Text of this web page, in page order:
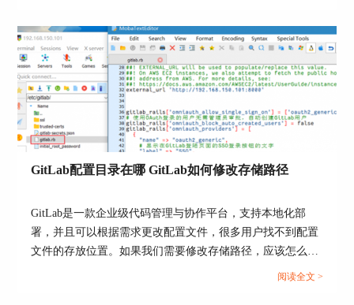
在Gitlab项目根目录手动创建【.gitlab-ci.yml】文
件，或者在【构建-流水线编辑器】中创建配置文
件。该文件用于定义流水线的阶段（stages）、任
务（jobs）、执行环境、触发条件等。例如，可以
设置代码提交后自动触发构建与测试任务。该文件
只需要创建一次，具体的语句案例，可以点击【浏
览模板】来查看模板。
容。...
GitLab配置目录在哪 GitLab如何修改存储路径
GitLab是一款企业级代码管理与协作平台，支持本地化部
署，并且可以根据需求更改配置文件，很多用户找不到配置
文件的存放位置。如果我们需要修改存储路径，应该怎么修
改呢？本文将为大家介绍GitLab配置目录在哪，GitLab如何
阅读全文 >